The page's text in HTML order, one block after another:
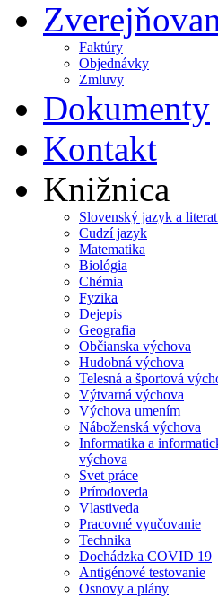
Faktúry
Objednávky
Zmluvy
Dokumenty
Kontakt
Knižnica
Slovenský jazyk a
Cudzí jazyk
Matematika
Biológia
Chémia
Fyzika
Dejepis
Geografia
Občianska výchova
Hudobná výchova
Telesná a športová
Výtvarná výchova
Výchova umením
Náboženská výchova
Informatika a
výchova
Svet práce
Prírodoveda
Vlastiveda
Pracovné vyučovanie
Technika
Dochádzka COVID 19
Antigénové testovanie
Osnovy a plány